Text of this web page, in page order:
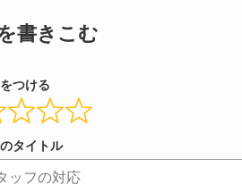
書きこむ
つける
タイトル